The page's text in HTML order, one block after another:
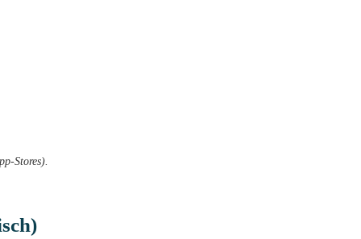
Stores).